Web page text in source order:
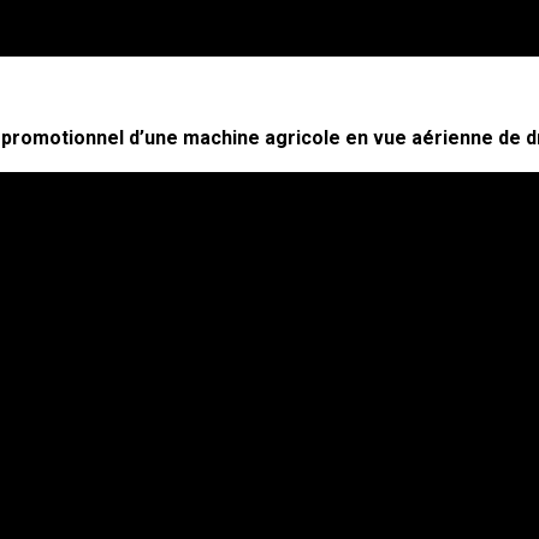
d’une machine agricole en vue aérienne de